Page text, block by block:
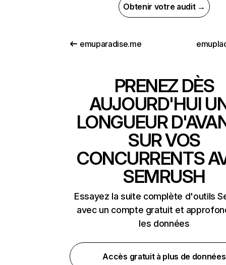
Obtenir votre audit →
emuparadise.me
PRENEZ DÈS
AUJOURD'HUI
LONGUEUR
SUR VOS
CONCURRENTS
SEMRUSH
Essayez la suite complète d'outils
avec un compte gratuit et
les données
Accès gratuit à plus de données